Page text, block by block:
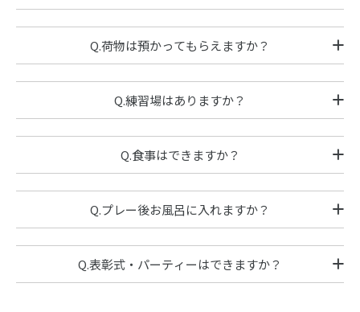
Q.荷物は預かってもらえますか？
Q.練習場はありますか？
Q.食事はできますか？
Q.プレー後お風呂に入れますか？
Q.表彰式・パーティーはできますか？